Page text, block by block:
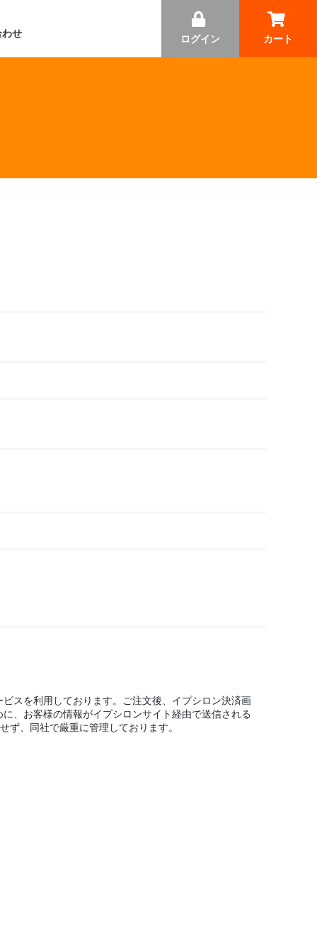
わせ
ログイン カート
スを利用しております。ご注文後、イプシロン決済画
、お客様の情報がイプシロンサイト経由で送信される
ず、同社で厳重に管理しております。